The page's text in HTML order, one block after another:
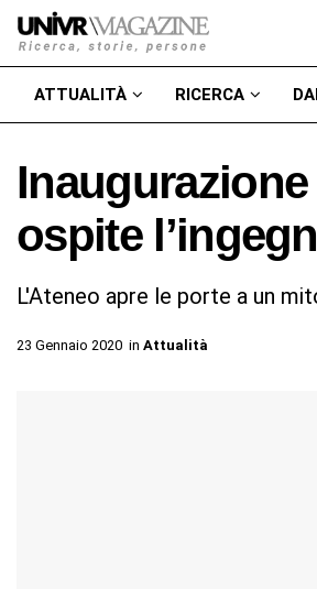
ATTUALITÀ RICERCA
ospite
L'Ateneo apre le porte a un
23 Gennaio 2020 in Attualità